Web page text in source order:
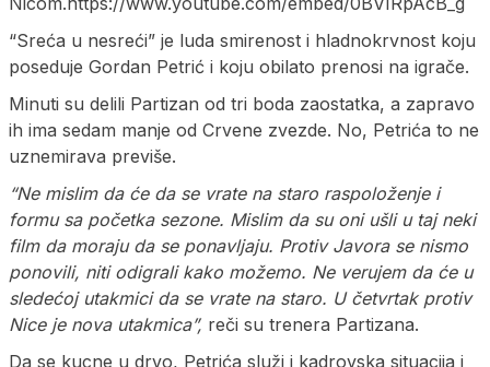
“Sreća u nesreći” je luda smirenost i hladnokrvnost koju
poseduje Gordan Petrić i koju obilato prenosi na igrače.
Minuti su delili Partizan od tri boda zaostatka, a zapravo
ih ima sedam manje od Crvene zvezde. No, Petrića to ne
uznemirava previše.
“Ne mislim da će da se vrate na staro raspoloženje i
formu sa početka sezone. Mislim da su oni ušli u taj neki
film da moraju da se ponavljaju. Protiv Javora se nismo
ponovili, niti odigrali kako možemo. Ne verujem da će u
sledećoj utakmici da se vrate na staro. U četvrtak protiv
Nice je nova utakmica”, reči su trenera Partizana.
Da se kucne u drvo, Petrića služi i kadrovska situacija i